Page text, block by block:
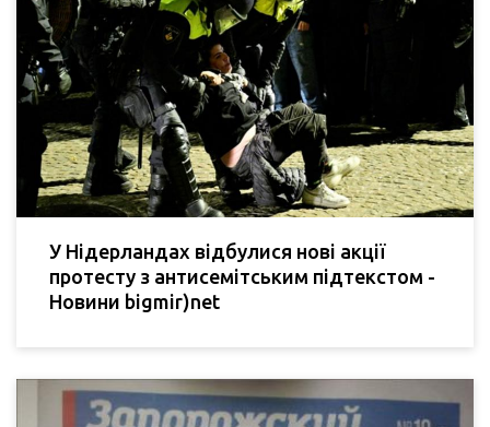
У Нідерландах відбулися нові акції
протесту з антисемітським підтекстом -
Новини bigmir)net